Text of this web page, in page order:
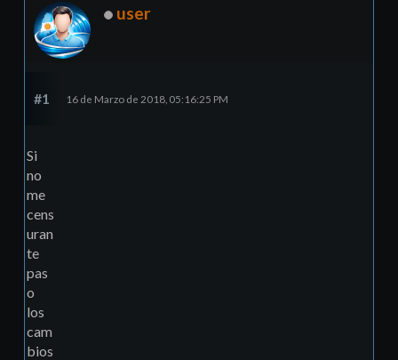
user
#1 16 de Marzo de 2018, 05:16:25 PM
Si
no
me
cens
uran
te
pas
o
los
cam
bios